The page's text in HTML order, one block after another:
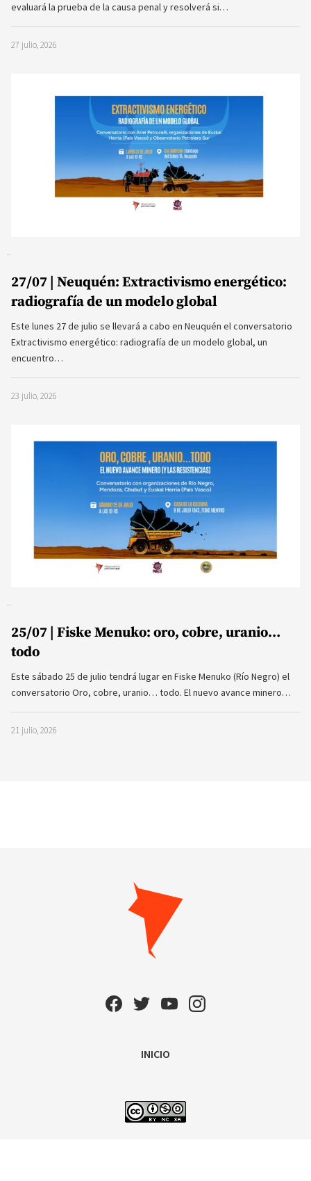
evaluará la prueba de la causa penal y resolverá si…
27 julio, 2026
27/07 | Neuquén: Extractivismo energético:
radiografía de un modelo global
Este lunes 27 de julio se llevará a cabo en Neuquén el conversatorio
Extractivismo energético: radiografía de un modelo global, un
encuentro…
23 julio, 2026
25/07 | Fiske Menuko: oro, cobre, uranio…
todo
Este sábado 25 de julio tendrá lugar en Fiske Menuko (Río Negro) el
conversatorio Oro, cobre, uranio… todo. El nuevo avance minero…
21 julio, 2026
INICIO